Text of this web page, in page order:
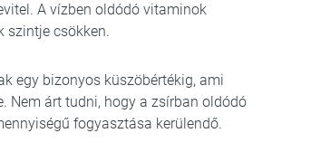
A vízben oldódó vitaminok
szintje csökken.
egy bizonyos küszöbértékig, ami
Nem árt tudni, hogy a zsírban oldódó
fogyasztása kerülendő.